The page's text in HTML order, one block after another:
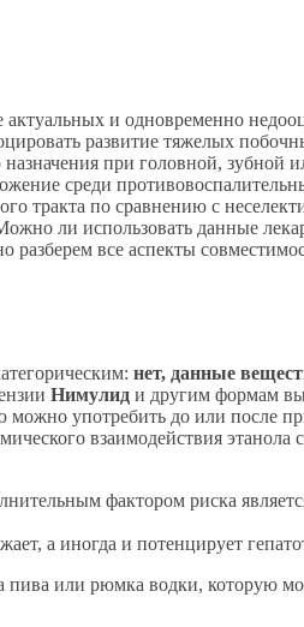
и одновременно
развитие тяжелых
при головной, зубной
среди
тракта по сравнению с
ли использовать данные
все аспекты
нет, данные
Нимулид и другим формам
можно употребить до или после
взаимодействия
фактором риска
а иногда и потенцирует
пива или рюмка водки, которую